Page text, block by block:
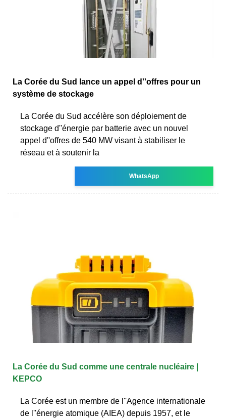
La Corée du Sud lance un appel d''offres pour un
système de stockage
La Corée du Sud accélère son déploiement de
stockage d''énergie par batterie avec un nouvel
appel d''offres de 540 MW visant à stabiliser le
réseau et à soutenir la
WhatsApp
La Corée du Sud comme une centrale nucléaire |
KEPCO
La Corée est un membre de l''Agence internationale
de l''énergie atomique (AIEA) depuis 1957, et le